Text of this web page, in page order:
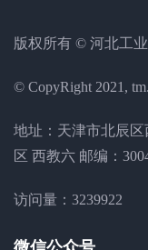
版权所有 © 河北工
© CopyRight 2021,
地址：天津市北辰
区 西教六 邮编：
访问量： 3239922